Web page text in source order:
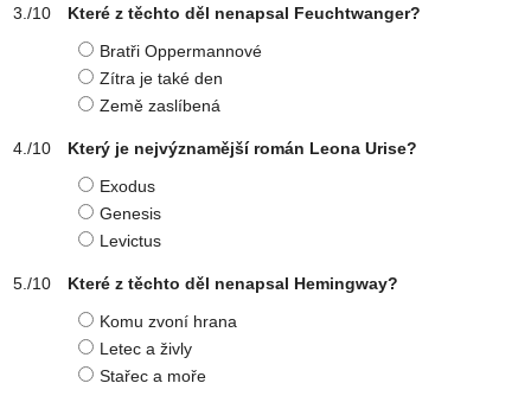
Které z těchto děl nenapsal Feuchtwanger?
Bratři Oppermannové
Zítra je také den
Země zaslíbená
Který je nejvýznamější román Leona Urise?
Exodus
Genesis
Levictus
Které z těchto děl nenapsal Hemingway?
Komu zvoní hrana
Letec a živly
Stařec a moře